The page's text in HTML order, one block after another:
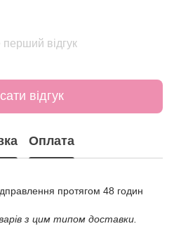
відгук
відгук
Оплата
протягом 48 годин
з цим типом доставки.